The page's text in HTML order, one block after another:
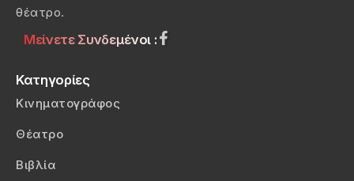
θέατρο.
Μείνετε Συνδεμένοι :
Κατηγορίες
Κινηματογράφος
Θέατρο
Βιβλία